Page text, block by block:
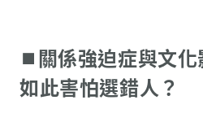
⏹︎關係強迫症與文化
如此害怕選錯人？